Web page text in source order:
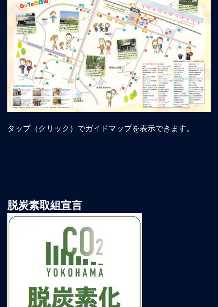
タップ（クリック）でガイドマップを表示できます。
脱炭素取組宣言